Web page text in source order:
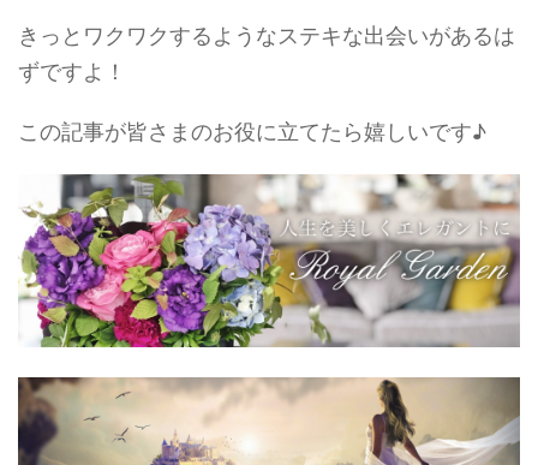
きっとワクワクするようなステキな出会いがあるは
ずですよ！
この記事が皆さまのお役に立てたら嬉しいです♪